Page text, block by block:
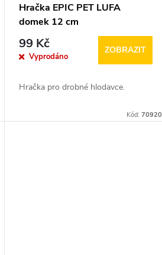
Hračka EPIC PET LUFA
domek 12 cm
99 Kč
Vyprodáno
ZOBRAZIT
Hračka pro drobné hlodavce.
Kód: 70920